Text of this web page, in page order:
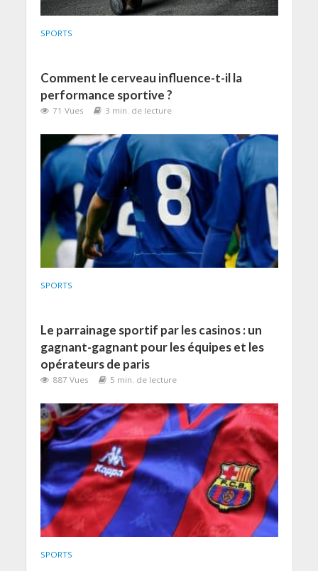
SPORTS
Comment le cerveau influence-t-il la
performance sportive ?
71 Vues 3 min. de lecture
SPORTS
Le parrainage sportif par les casinos : un
gagnant-gagnant pour les équipes et les
opérateurs de paris
887 Vues 5 min. de lecture
SPORTS